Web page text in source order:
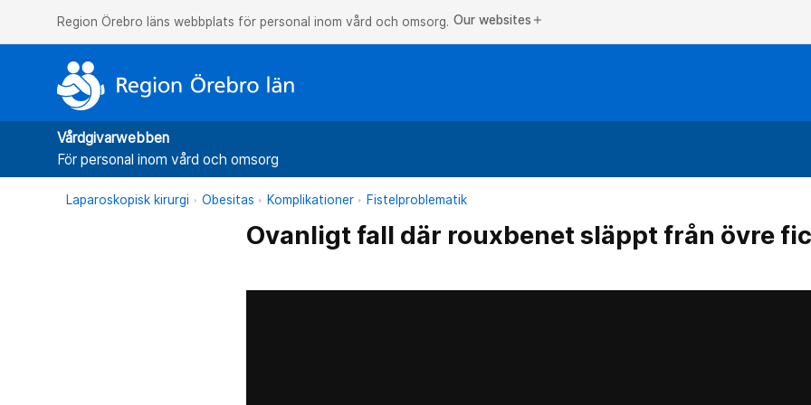
Region Örebro läns webbplats för personal inom vård och omsorg. Our websites add
Vårdgivarwebben
För personal inom vård och omsorg
Laparoskopisk kirurgi Obesitas Komplikationer Fistelproblematik
Ovanligt fall där rouxbenet släppt från övre